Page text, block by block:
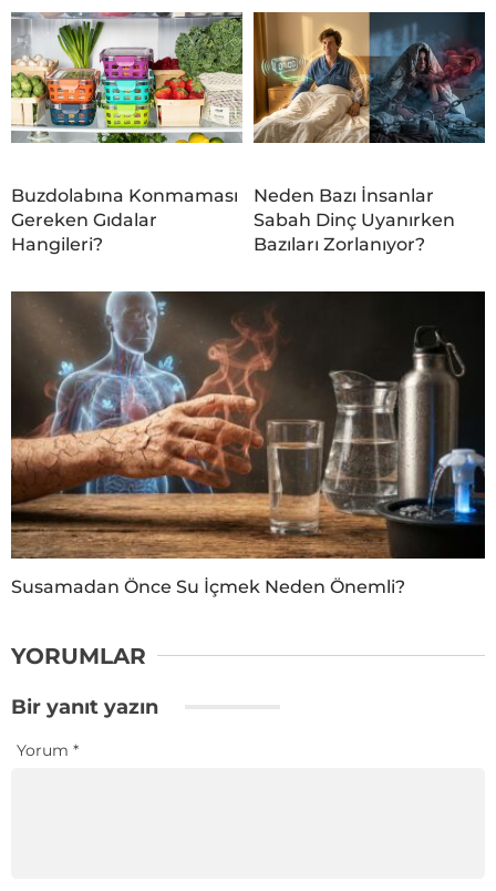
Buzdolabına Konmaması
Gereken Gıdalar
Hangileri?
Neden Bazı İnsanlar
Sabah Dinç Uyanırken
Bazıları Zorlanıyor?
Susamadan Önce Su İçmek Neden Önemli?
YORUMLAR
Bir yanıt yazın
Yorum *